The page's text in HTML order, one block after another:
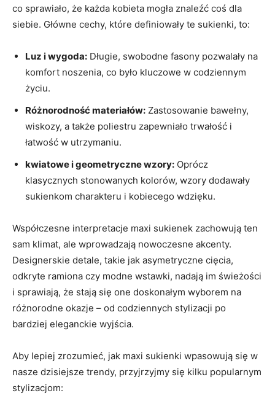
co sprawiało, że każda kobieta mogła znaleźć coś dla
siebie. Główne cechy, które definiowały te sukienki, to:
Luz i wygoda: Długie, swobodne fasony pozwalały na
komfort noszenia, co było kluczowe w codziennym
życiu.
Różnorodność materiałów: Zastosowanie bawełny,
wiskozy, a także poliestru zapewniało trwałość i
łatwość w utrzymaniu.
kwiatowe i geometryczne wzory: Oprócz
klasycznych stonowanych kolorów, wzory dodawały
sukienkom charakteru i kobiecego wdzięku.
Współczesne interpretacje maxi sukienek zachowują ten
sam klimat, ale wprowadzają nowoczesne akcenty.
Designerskie detale, takie jak asymetryczne cięcia,
odkryte ramiona czy modne wstawki, nadają im świeżości
i sprawiają, że stają się one doskonałym wyborem na
różnorodne okazje – od codziennych stylizacji po
bardziej eleganckie wyjścia.
Aby lepiej zrozumieć, jak maxi sukienki wpasowują się w
nasze dzisiejsze trendy, przyjrzyjmy się kilku popularnym
stylizacjom: